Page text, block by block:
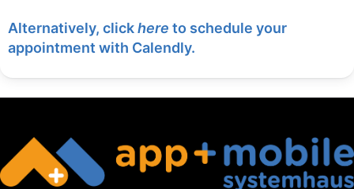
Alternatively, clickhere to schedule your
appointment with Calendly.